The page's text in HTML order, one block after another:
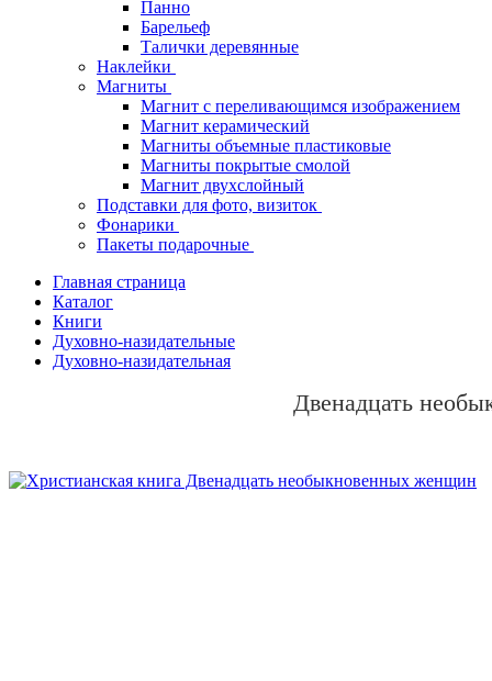
Панно
Барельеф
Талички деревянные
Наклейки
Магниты
Магнит с переливающимся изображением
Магнит керамический
Магниты объемные пластиковые
Магниты покрытые смолой
Магнит двухслойный
Подставки для фото, визиток
Фонарики
Пакеты подарочные
Главная страница
Каталог
Книги
Духовно-назидательные
Духовно-назидательная
Двенадцать